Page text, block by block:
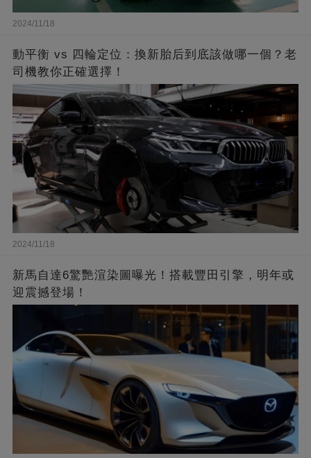
2024/11/18
動平衡 vs 四輪定位：換新胎后到底該做哪一個？老
司機教你正確選擇！
2024/11/18
新馬自達6驚艷渲染圖曝光！搭載豐田引擎，明年或
迎震撼登場！